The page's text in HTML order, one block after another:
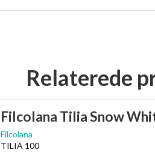
Relaterede
Filcolana Tilia Snow
Filcolana
TILIA 100